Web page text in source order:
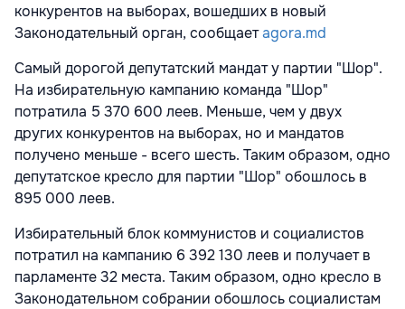
конкурентов на выборах, вошедших в новый
Законодательный орган, сообщаетagora.md
Самый дорогой депутатский мандат у партии "Шор".
На избирательную кампанию команда "Шор"
потратила 5 370 600 леев. Меньше, чем у двух
других конкурентов на выборах, но и мандатов
получено меньше - всего шесть. Таким образом, одно
депутатское кресло для партии "Шор" обошлось в
895 000 леев.
Избирательный блок коммунистов и социалистов
потратил на кампанию 6 392 130 леев и получает в
парламенте 32 места. Таким образом, одно кресло в
Законодательном собрании обошлось социалистам